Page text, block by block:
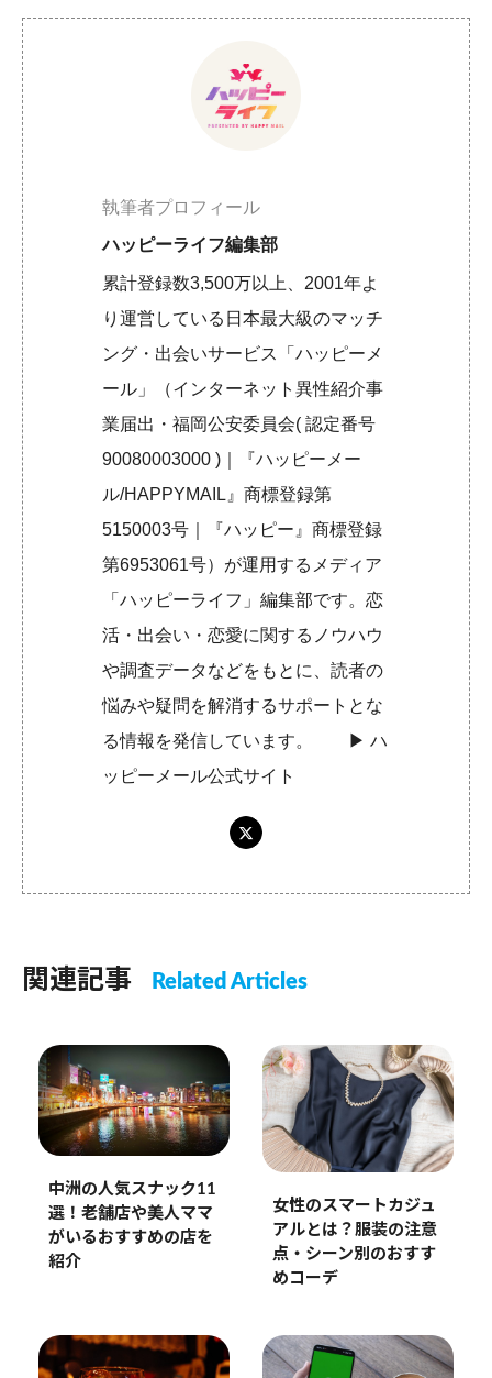
執筆者プロフィール
ハッピーライフ編集部
累計登録数3,500万以上、2001年よ
り運営している日本最大級のマッチ
ング・出会いサービス「ハッピーメ
ール」（インターネット異性紹介事
業届出・福岡公安委員会( 認定番号
90080003000 )｜『ハッピーメー
ル/HAPPYMAIL』商標登録第
5150003号｜『ハッピー』商標登録
第6953061号）が運用するメディア
「ハッピーライフ」編集部です。恋
活・出会い・恋愛に関するノウハウ
や調査データなどをもとに、読者の
悩みや疑問を解消するサポートとな
る情報を発信しています。 ▶︎ハ
ッピーメール公式サイト
関連記事 Related Articles
中洲の人気スナック11
選！老舗店や美人ママ
がいるおすすめの店を
紹介
女性のスマートカジュ
アルとは？服装の注意
点・シーン別のおすす
めコーデ